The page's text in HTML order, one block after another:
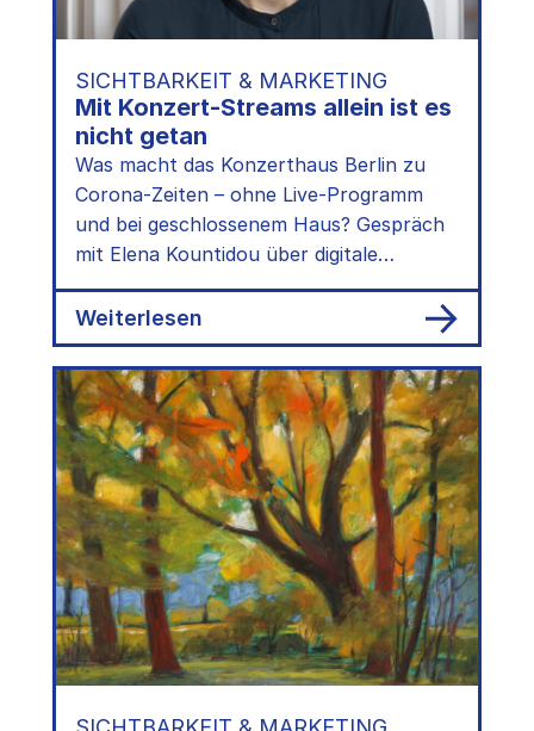
SICHTBARKEIT & MARKETING
Mit Konzert-Streams allein ist es
nicht getan
Was macht das Konzerthaus Berlin zu
Corona-Zeiten – ohne Live-Programm
und bei geschlossenem Haus? Gespräch
mit Elena Kountidou über digitale
Krisenformate
Weiterlesen
Mit
Streams
allein
ist
es
nicht
getan